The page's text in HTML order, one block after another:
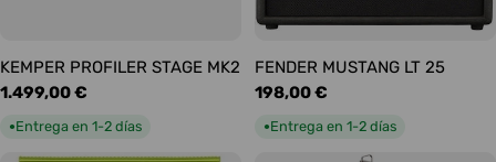
KEMPER PROFILER STAGE MK2
Precio
habitual
1.499,00 €
●Entrega en 1-2 días
FENDER MUSTANG LT 25
Precio
habitual
198,00 €
●Entrega en 1-2 días